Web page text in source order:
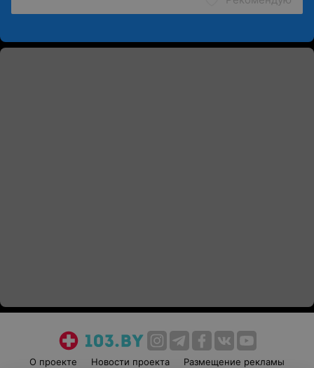
О проекте Новости проекта
Размещение рекламы